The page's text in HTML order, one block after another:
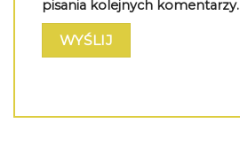
pisania kolejnych komentarzy.